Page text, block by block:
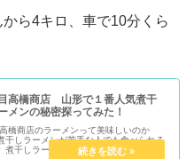
ら4キロ、車で10分くら
高橋商店 山形で１番人気煮干
メンの秘密探ってみた！
橋商店のラーメンって美味しいのか
干しラーメンが苦手な人でも食べられる
煮干しラーメン食べたい！山形のラーメ